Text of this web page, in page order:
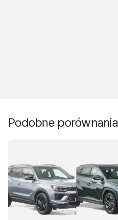
Podobne porównania